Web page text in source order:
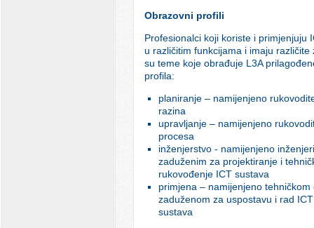
Obrazovni profili
Profesionalci koji koriste i primjenjuju
u različitim funkcijama i imaju različite
su teme koje obrađuje L3A
profila:
planiranje – namijenjeno
razina
upravljanje – namijenjeno
procesa
inženjerstvo - namijenjeno
zaduženim za projektiranje i
rukovođenje ICT sustava
primjena – namijenjeno tehničkom
zaduženom za uspostavu i rad
sustava